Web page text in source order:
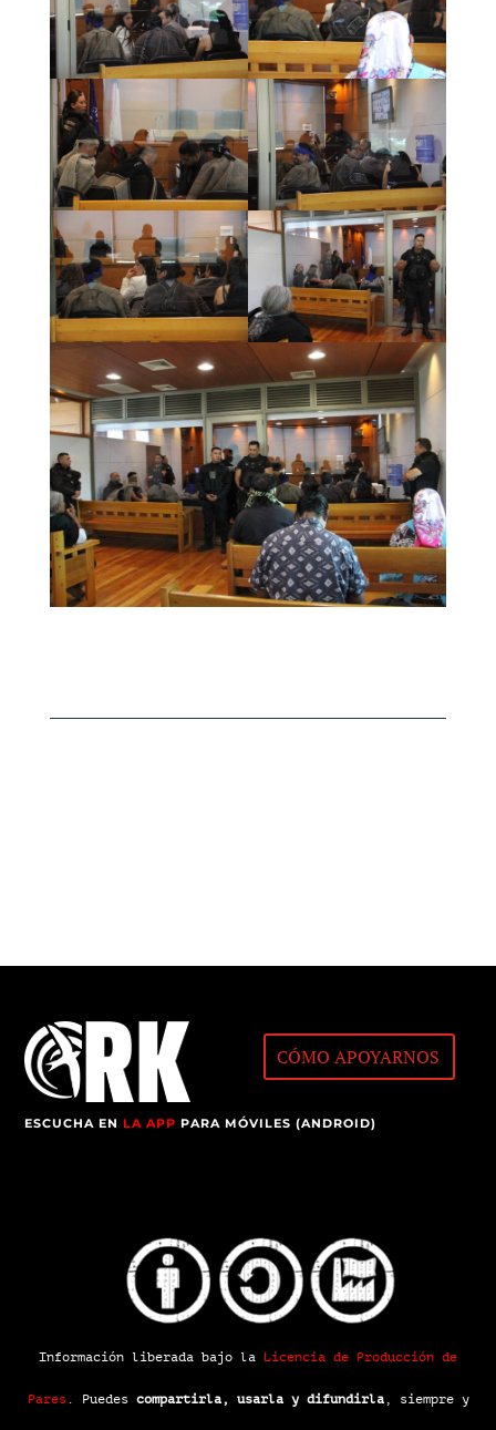
CÓMO APOYARNOS
ESCUCHA ENLA APP PARA MÓVILES (ANDROID)
Información liberada bajo la Licencia de Producción de
Pares. Puedes compartirla, usarla y difundirla, siempre y